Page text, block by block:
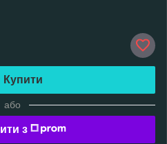
Купити
або
з